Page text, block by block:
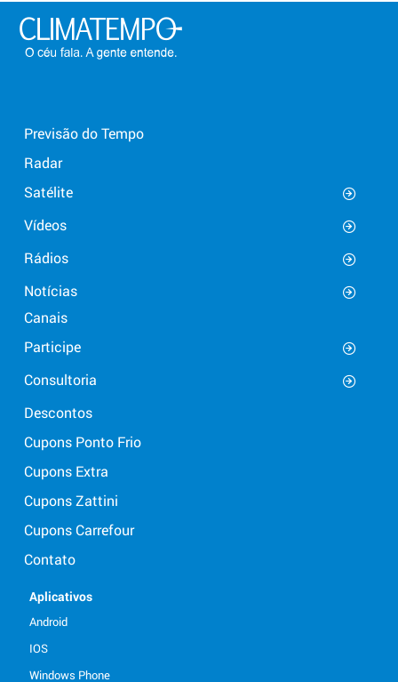
Previsão do Tempo
Radar
Satélite
Vídeos
Rádios
Notícias
Canais
Participe
Consultoria
Descontos
Cupons Ponto Frio
Cupons Extra
Cupons Zattini
Cupons Carrefour
Contato
Aplicativos
Android
IOS
Windows Phone